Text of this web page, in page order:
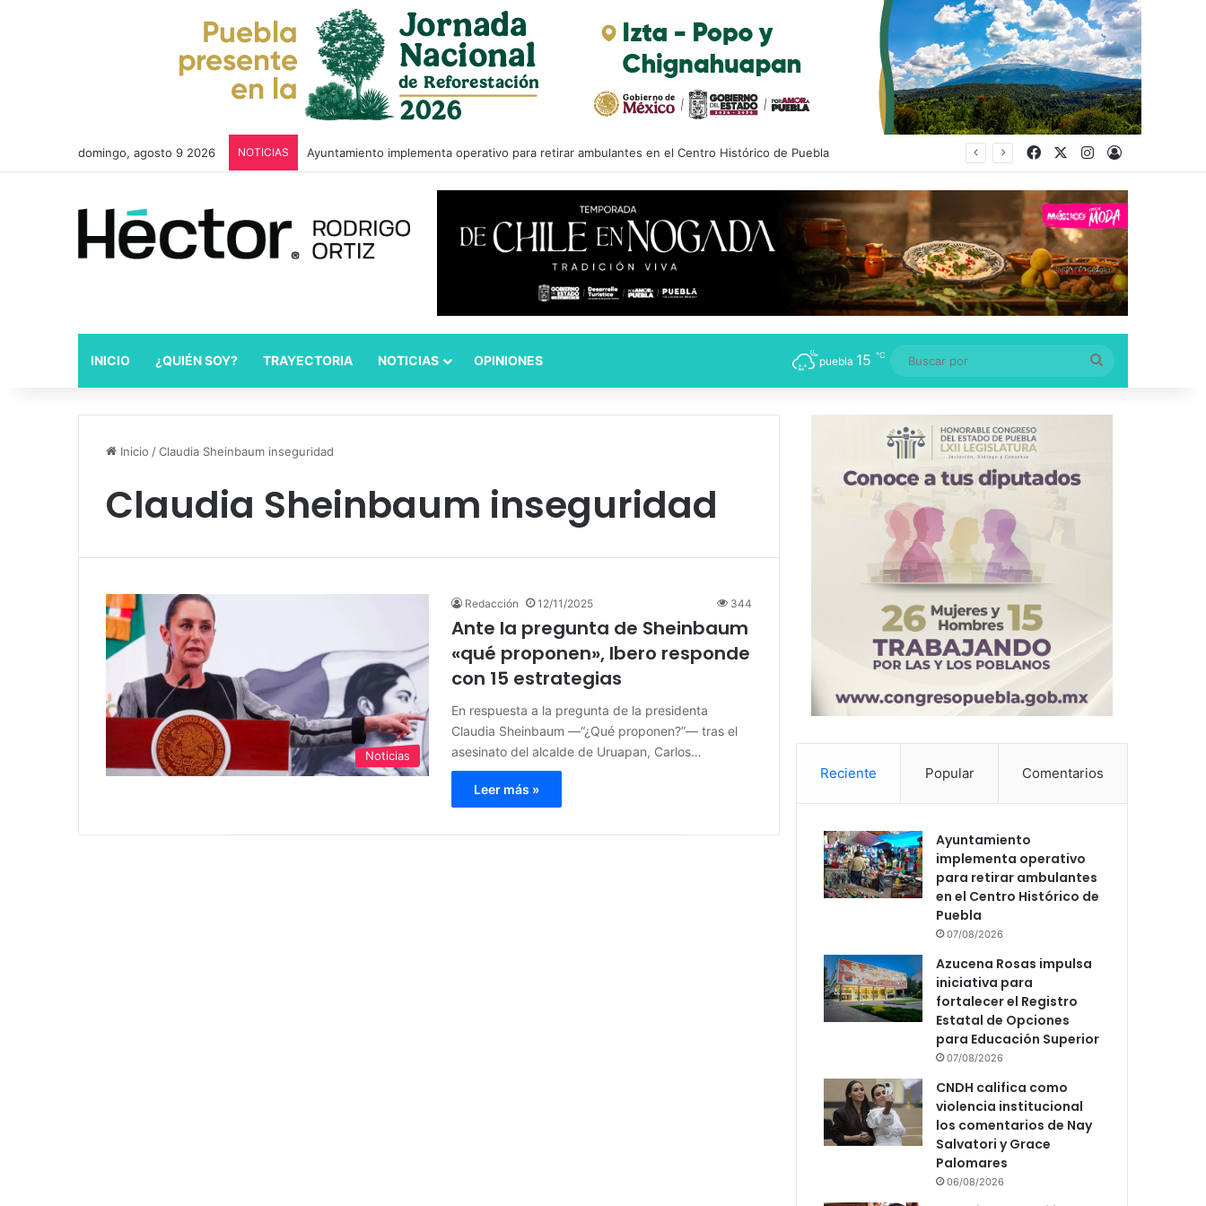
domingo, agosto 9 2026 NOTICIAS Ayuntamiento implementa operativo para retirar ambulantes en el Centro Histórico de Puebla FacebookInstagram
INICIO ¿QUIÉN SOY? TRAYECTORIA NOTICIAS OPINIONES puebla 15 ℃
por
Inicio /Claudia Sheinbaum inseguridad
Claudia Sheinbaum inseguridad
Noticias
Redacción 12/11/2025 344
Ante la pregunta de Sheinbaum
«qué proponen», Ibero responde
con 15 estrategias
En respuesta a la pregunta de la presidenta
Claudia Sheinbaum —“¿Qué proponen?”— tras el
asesinato del alcalde de Uruapan, Carlos…
Leer más »
Reciente Popular Comentarios
Ayuntamiento
implementa operativo
para retirar ambulantes
en el Centro Histórico de
Puebla
07/08/2026
Azucena Rosas impulsa
iniciativa para
fortalecer el Registro
Estatal de Opciones
para Educación Superior
07/08/2026
CNDH califica como
violencia institucional
los comentarios de Nay
Salvatori y Grace
Palomares
06/08/2026